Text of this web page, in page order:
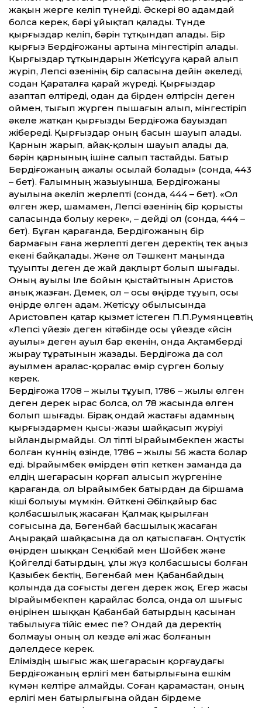
жақын жерге келіп түнейді. Әскері 80 адамдай
болса керек, бәрі ұйықтап қалады. Түнде
қырғыздар келіп, бәрін тұтқындап алады. Бір
қырғыз Бердіғожаны артына мінгестіріп алады.
Қырғыздар тұтқындарын Жетісұуға қарай алып
жүріп, Лепсі өзенінің бір саласына дейін әкеледі,
содан Қараталға қарай жүреді. Қырғыздар
азаптап өлтіреді, одан да бірден өлтірсін деген
оймен, тығып жүрген пышағын алып, мінгестіріп
әкеле жатқан қырғызды Бердіғожа бауыздап
жібереді. Қырғыздар оның басын шауып алады.
Қарнын жарып, айақ-қолын шауып алады да,
бәрін қарнының ішіне салып тастайды. Батыр
Бердіғожаның ажалы осылай болады» (сонда, 443
– бет). Ғалымның жазыуынша, Бердіғожаны
ауылына әкеліп жерлепті (сонда, 444 – бет). «Ол
өлген жер, шамамен, Лепсі өзенінің бір қорысты
саласында болыу керек», – дейді ол (сонда, 444 –
бет). Бұған қарағанда, Бердіғожаның бір
бармағын ғана жерлепті деген деректің тек аңыз
екені байқалады. Және ол Тәшкент маңында
тұуыпты деген де жай дақпырт болып шығады.
Оның ауылы Іле бойын қыстайтынын Аристов
анық жазған. Демек, ол – осы өңірде тұуып, осы
өңірде өлген адам. Жетісұу обылысында
Аристовпен қатар қызмет істеген П.П.Румянцевтің
«Лепсі үйезі» деген кітәбінде осы үйезде «Үйсін
ауылы» деген ауыл бар екенін, онда Ақтамберді
жырау тұратынын жазады. Бердіғожа да сол
ауылмен аралас-қоралас өмір сүрген болыу
керек.
Бердіғожа 1708 – жылы тұуып, 1786 – жылы өлген
деген дерек ырас болса, ол 78 жасында өлген
болып шығады. Бірақ ондай жастағы адамның
қырғыздармен қысы-жазы шайқасып жүріуі
ыйландырмайды. Ол тіпті Ырайымбекпен жасты
болған күннің өзінде, 1786 – жылы 56 жаста болар
еді. Ырайымбек өмірден өтіп кеткен заманда да
елдің шегарасын қорғап алысып жүргеніне
қарағанда, ол Ырайымбек батырдан да біршама
кіші болыуы мүмкін. Өйткені Әбілқайыр бас
қолбасшылық жасаған Қалмақ қырылған
соғысына да, Бөгенбай басшылық жасаған
Аңырақай шайқасына да ол қатыспаған. Оңтүстік
өңірден шыққан Сеңкібай мен Шойбек және
Қойгелді батырдың, ұлы жүз қолбасшысы болған
Қазыбек бектің, Бөгенбай мен Қабанбайдың
қолында да соғысты деген дерек жоқ. Егер жасы
Ырайымбекпен қарайлас болса, онда ол шығыс
өңірінен шыққан Қабанбай батырдың қасынан
табылыуға тійіс емес пе? Ондай да деректің
болмауы оның ол кезде әлі жас болғанын
дәлелдесе керек.
Еліміздің шығыс жақ шегарасын қорғаудағы
Бердіғожаның ерлігі мен батырлығына ешкім
күмән келтіре алмайды. Соған қарамастан, оның
ерлігі мен батырлығына ойдан бірдеме